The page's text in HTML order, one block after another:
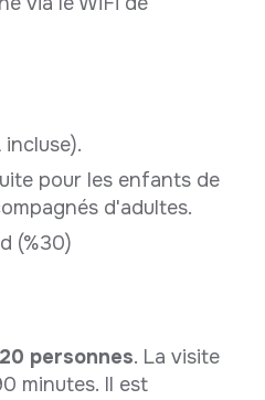
pour les enfants de
d'adultes.
(%30)
personnes. La visite
minutes. Il est